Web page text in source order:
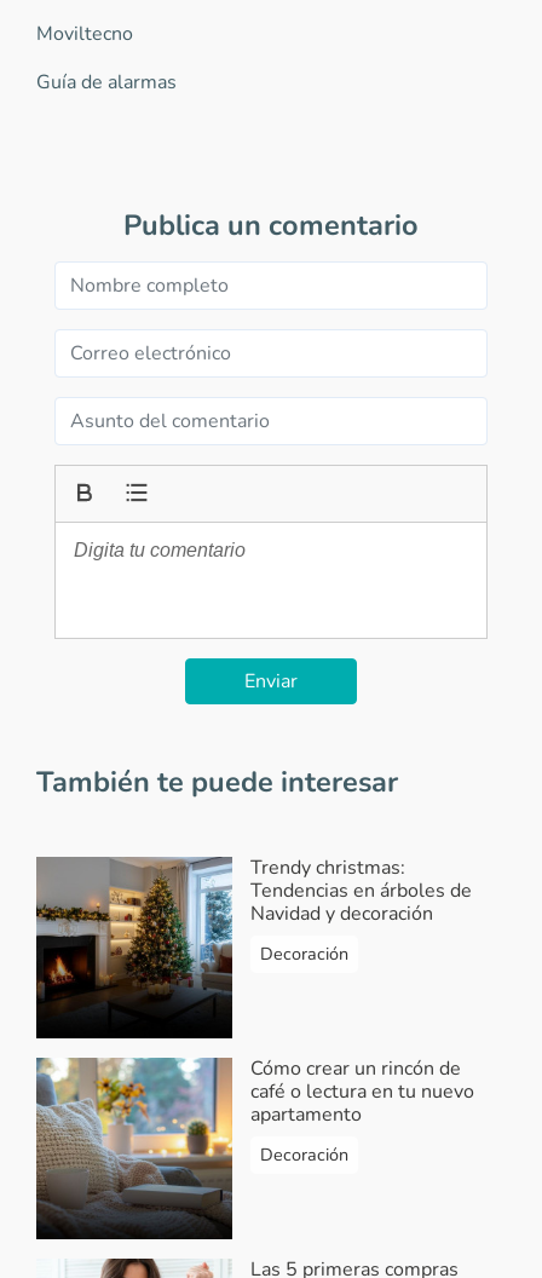
Moviltecno
Guía de alarmas
Publica un comentario
Enviar
También te puede interesar
Trendy christmas:
Tendencias en árboles de
Navidad y decoración
Decoración
Cómo crear un rincón de
café o lectura en tu nuevo
apartamento
Decoración
Las 5 primeras compras